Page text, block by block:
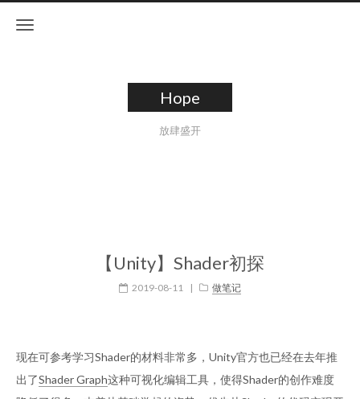
Hope
放肆盛开
【Unity】Shader初探
2019-08-11 | 做笔记
现在可参考学习Shader的材料非常多，Unity官方也已经在去年推
出了Shader Graph这种可视化编辑工具，使得Shader的创作难度